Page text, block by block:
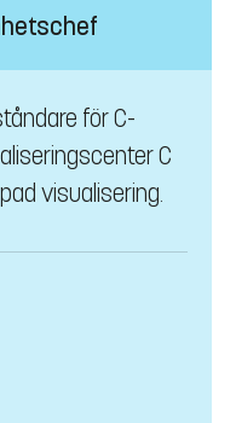
för C-
C
visualisering.